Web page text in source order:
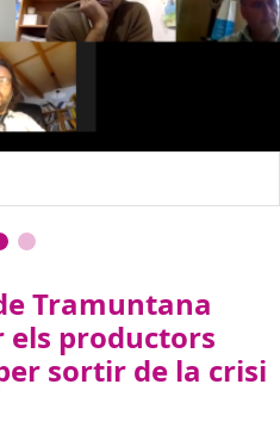
Tramuntana
els productors
sortir de la crisi